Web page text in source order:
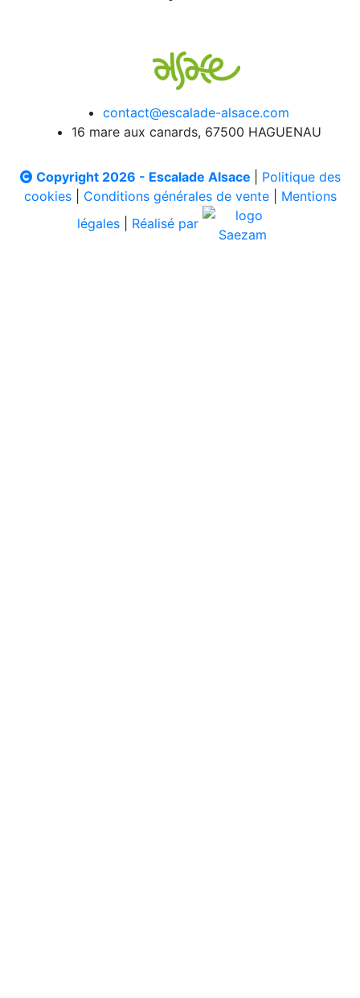
contact@escalade-alsace.com
16 mare aux canards, 67500 HAGUENAU
Copyright 2026 - Escalade Alsace
Politique des
cookies| Conditions générales de vente| Mentions
légales
Réalisé par